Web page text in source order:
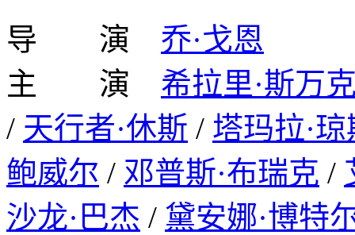
导 演 乔·戈恩
主 演 希拉里·斯万
/ 天行者·休斯 / 塔玛拉·琼
鲍威尔 / 邓普斯·布瑞克 /
沙龙·巴杰 / 黛安娜·博特